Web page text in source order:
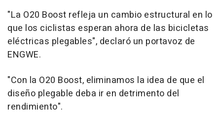
"La O20 Boost refleja un cambio estructural en lo
que los ciclistas esperan ahora de las bicicletas
eléctricas plegables", declaró un portavoz de
ENGWE.
"Con la O20 Boost, eliminamos la idea de que el
diseño plegable deba ir en detrimento del
rendimiento".